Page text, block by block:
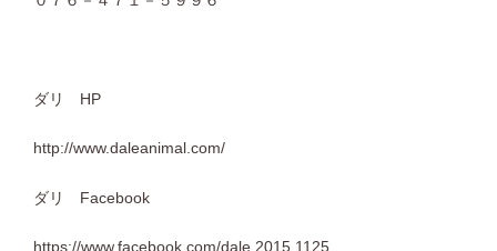
ダリ HP
http://www.daleanimal.com/
ダリ Facebook
https://www.facebook.com/dale.2015.1125